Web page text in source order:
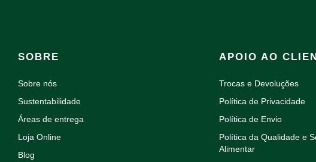
SOBRE
Sobre nós
Sustentabilidade
Áreas de entrega
Loja Online
Blog
APOIO AO
Trocas e Devoluções
Política de Privacidade
Política de Envio
Política da Qualidade e
Alimentar